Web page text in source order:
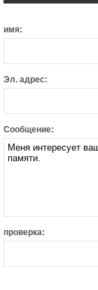
имя:
Эл. адрес:
Сообщение:
проверка: